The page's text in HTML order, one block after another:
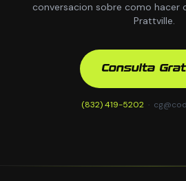
conversacion sobre como hacer
Prattville.
Consulta
(832) 419-5202 ·